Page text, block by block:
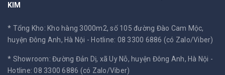
KIM
* Tổng Kho: Kho hàng 3000m2, số 105 đường Đào Cam Mộc,
huyện Đông Anh, Hà Nội -Hotline: 08 3300 6886 (có Zalo/Viber)
* Showroom: Đường Đản Dị, xã Uy Nỗ, huyện Đông Anh, Hà Nội -
Hotline: 08 3300 6886 (có Zalo/Viber)